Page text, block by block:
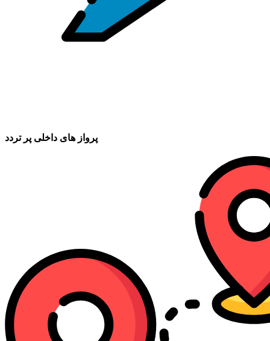
پرواز های داخلی پر تردد